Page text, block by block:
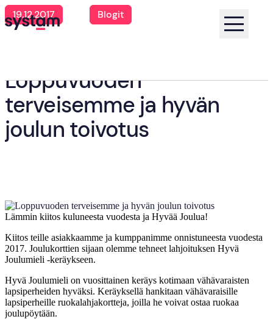
19.12.2017 Blogit
Loppuvuoden
terveisemme ja hyvän
joulun toivotus
Lämmin kiitos kuluneesta vuodesta ja Hyvää Joulua!
Kiitos teille asiakkaamme ja kumppanimme onnistuneesta vuodesta
2017. Joulukorttien sijaan olemme tehneet lahjoituksen Hyvä
Joulumieli -keräykseen.
Hyvä Joulumieli on vuosittainen keräys kotimaan vähävaraisten
lapsiperheiden hyväksi. Keräyksellä hankitaan vähävaraisille
lapsiperheille ruokalahjakortteja, joilla he voivat ostaa ruokaa
joulupöytään.